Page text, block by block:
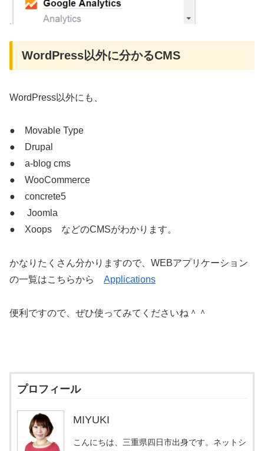
WordPress以外に分かるCMS
WordPress以外にも、
● Movable Type
● Drupal
● a-blog cms
● WooCommerce
● concrete5
● Joomla
● Xoops などのCMSがわかります。
かなりたくさん分かりますので、WEBアプリケーション
の一覧はこちらから Applications
便利ですので、ぜひ使ってみてくださいね＾＾
プロフィール
MIYUKI
こんにちは、三重県四日市出身です。ネットシ